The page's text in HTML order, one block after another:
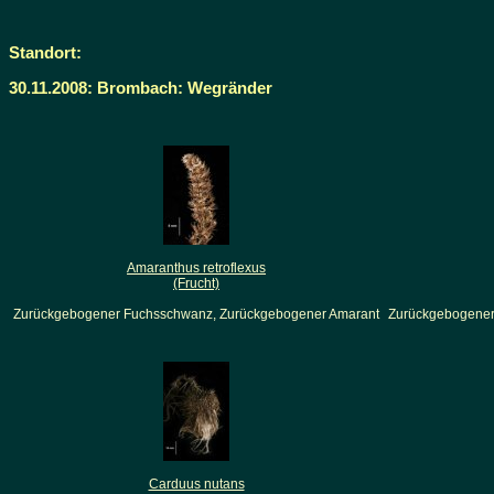
Standort:
30.11.2008: Brombach: Wegränder
Amaranthus retroflexus
(Frucht)
Zurückgebogener Fuchsschwanz, Zurückgebogener Amarant
Carduus nutans